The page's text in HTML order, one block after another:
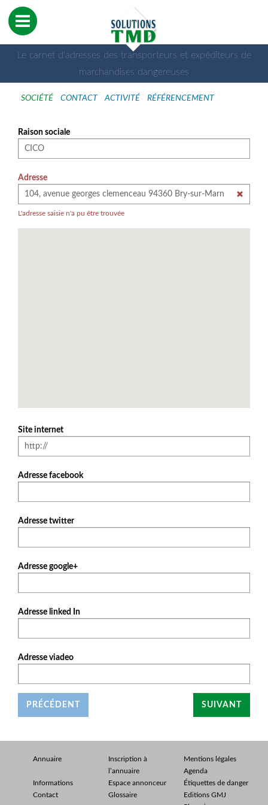
Le carnet d'adresses des transporteurs et expéditeurs de
marchandises dangereuses
SOCIÉTÉ CONTACT ACTIVITÉ RÉFÉRENCEMENT
Raison sociale
Adresse
L'adresse saisie n'a pu être trouvée
Site internet
Adresse facebook
Adresse twitter
Adresse google+
Adresse linked In
Adresse viadeo
SUIVANT
PRÉCÉDENT
Annuaire
Inscription à
l’annuaire
Mentions légales
Agenda
Informations
Espace annonceur
Étiquettes de danger
Contact
Glossaire
Editions GMJ